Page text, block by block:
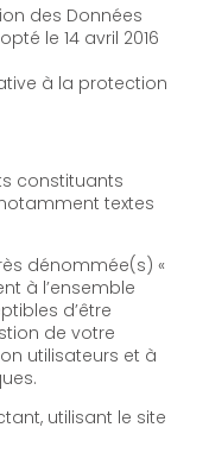
des Données
le 14 avril 2016
à la protection
constituants
dénommée(s) «
d’être
utilisateurs et à
utilisant le site